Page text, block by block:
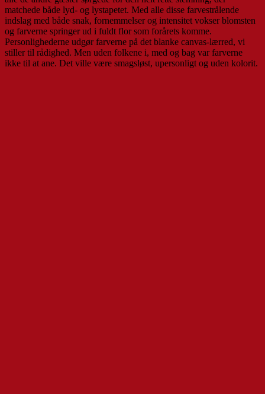
matchede både lyd- og lystapetet. Med alle disse farvestrålende
indslag med både snak, fornemmelser og intensitet vokser blomsten
og farverne springer ud i fuldt flor som forårets komme.
Personlighederne udgør farverne på det blanke canvas-lærred, vi
stiller til rådighed. Men uden folkene i, med og bag var farverne
ikke til at ane. Det ville være smagsløst, upersonligt og uden kolorit.